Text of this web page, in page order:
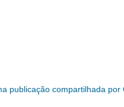
publicação compartilhada por